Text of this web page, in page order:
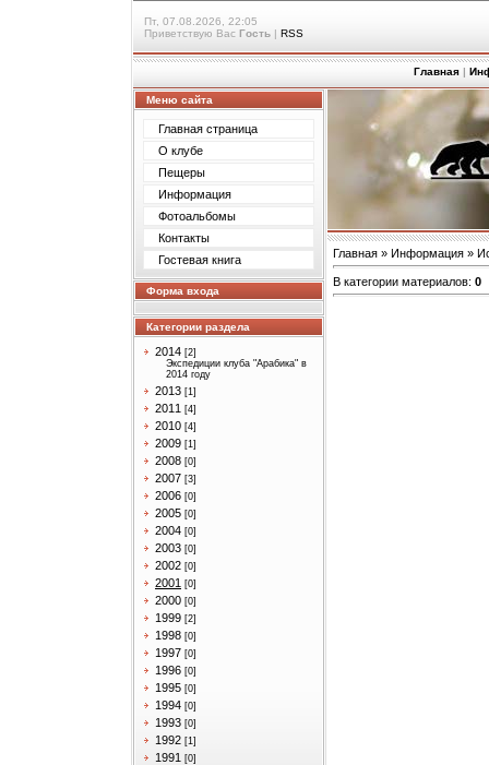
Пт, 07.08.2026, 22:05
Приветствую Вас Гость | RSS
Главная|
Меню сайта
Главная страница
О клубе
Пещеры
Информация
Фотоальбомы
Контакты
Гостевая книга
Форма входа
Категории раздела
2014 [2]
Экспедиции клуба "Арабика" в
2014 году
2013 [1]
2011 [4]
2010 [4]
2009 [1]
2008 [0]
2007 [3]
2006 [0]
2005 [0]
2004 [0]
2003 [0]
2002 [0]
2001 [0]
2000 [0]
1999 [2]
1998 [0]
1997 [0]
1996 [0]
1995 [0]
1994 [0]
1993 [0]
1992 [1]
1991 [0]
Главная » Информация »
В категории материалов: 0